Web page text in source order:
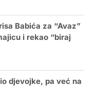
Babića za “Avaz”
i rekao “biraj
djevojke, pa već na